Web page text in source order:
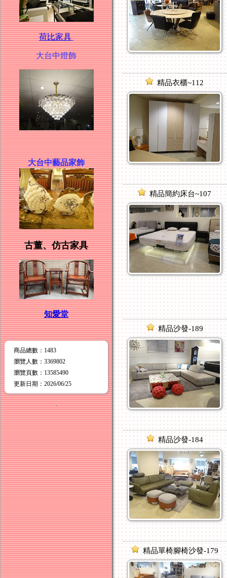
荷比家具
大台中燈飾
大台中藝品家飾
古董、仿古家具
知愛堂
商品總數 ：1483
瀏覽人數 ： 3369802
瀏覽頁數 ： 13585490
更新日期 ：2026/06/25
．
精品衣櫃~112
精品簡約床台~107
精品沙發-189
精品沙發-184
精品單椅腳椅沙發-179